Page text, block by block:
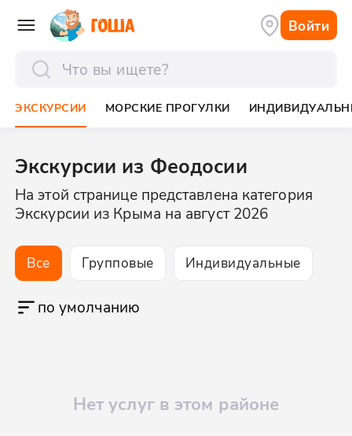
Войти
ЭКСКУРСИИ МОРСКИЕ ПРОГУЛКИ
Экскурсии из Феодосии
На этой странице представлена категория
Экскурсии из Крыма на август 2026
Все Групповые Индивидуальные
по умолчанию
Нет услуг в этом районе